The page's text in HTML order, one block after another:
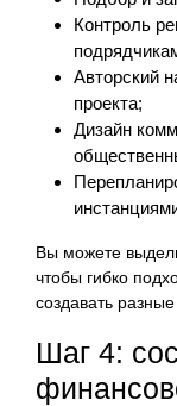
Контроль
Авторский
проекта;
Дизайн
Вы можете
чтобы гибко
создавать
Шаг 4: